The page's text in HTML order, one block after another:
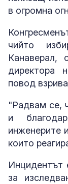
в огромна
чийто
повод
"Радвам се,
и
инженерите
които
Инцидентът
за